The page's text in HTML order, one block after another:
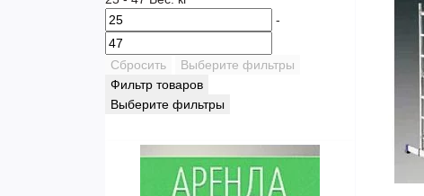
-
Сбросить
Выберите фильтры
Фильтр товаров
Выберите фильтры